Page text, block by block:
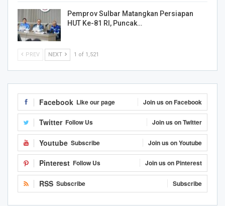
Pemprov Sulbar Matangkan Persiapan
HUT Ke-81 RI, Puncak…
PREV NEXT 1 of 1,521
Facebook Like our page Join us on Facebook
Twitter Follow Us Join us on Twitter
Youtube Subscribe Join us on Youtube
Pinterest Follow Us Join us on Pinterest
RSS Subscribe Subscribe